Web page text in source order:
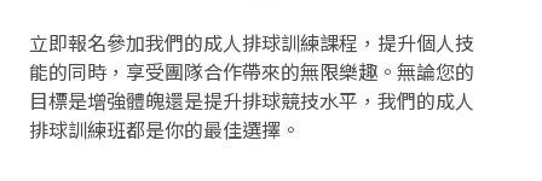
立即報名參加我們的成人排球訓練課程，提升個人技
能的同時，享受團隊合作帶來的無限樂趣。無論您的
目標是增強體魄還是提升排球競技水平，我們的成人
排球訓練班都是你的最佳選擇。